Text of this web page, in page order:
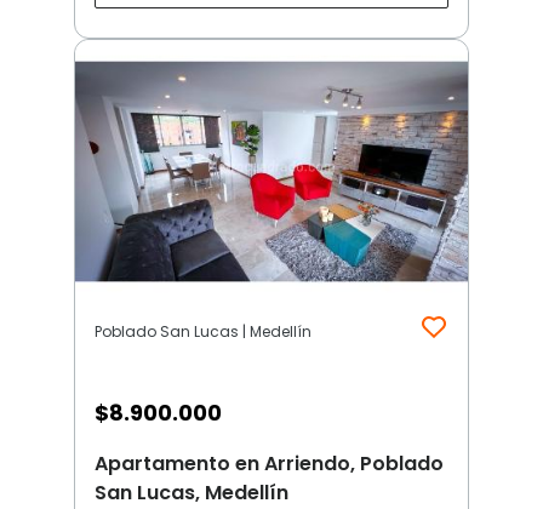
Poblado San Lucas | Medellín
$8.900.000
Apartamento en Arriendo, Poblado
San Lucas, Medellín